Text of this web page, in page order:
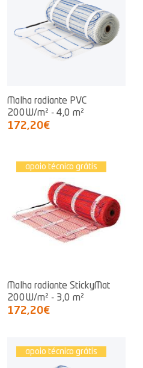
Malha radiante PVC
200W/m² - 4,0 m²
172,20€
apoio técnico grátis
Malha radiante StickyMat
200W/m² - 3,0 m²
172,20€
apoio técnico grátis